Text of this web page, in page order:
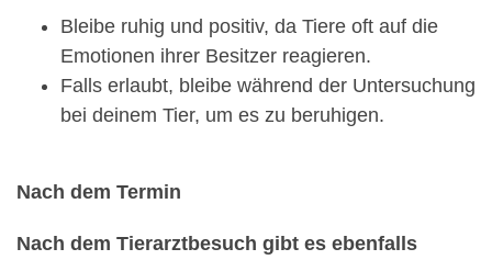
Bleibe ruhig und positiv, da Tiere oft auf die
Emotionen ihrer Besitzer reagieren.
Falls erlaubt, bleibe während der Untersuchung
bei deinem Tier, um es zu beruhigen.
Nach dem Termin
Nach dem Tierarztbesuch gibt es ebenfalls